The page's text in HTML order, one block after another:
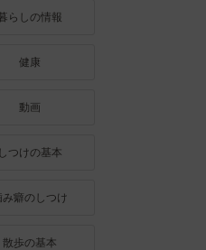
らしの情報
健康
動画
しつけの基本
み癖のしつけ
散歩の基本